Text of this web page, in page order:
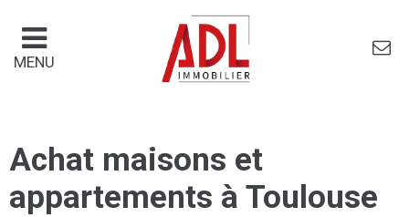
MENU
Achat maisons et
appartements à Toulouse